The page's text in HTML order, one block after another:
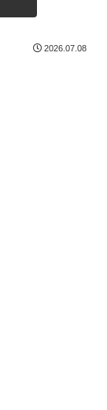
2026.07.08